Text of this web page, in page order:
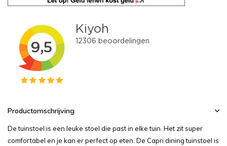
Productomschrijving
De tuinstoel is een leuke stoel die past in elke tuin. Het zit super
comfortabel en je kan er perfect op eten. De Capri dining tuinstoel is